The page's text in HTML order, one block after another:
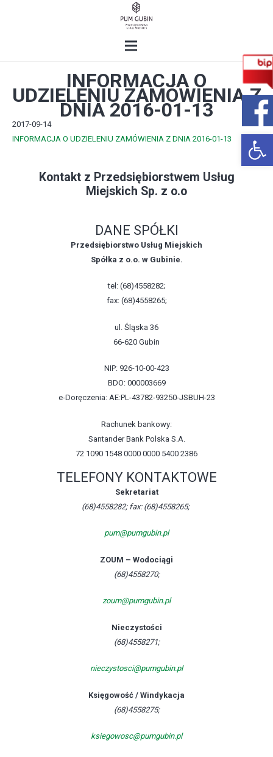
INFORMACJA O
UDZIELENIU ZAMÓWIENIA Z
DNIA 2016-01-13
2017-09-14
INFORMACJA O UDZIELENIU ZAMÓWIENIA Z DNIA 2016-01-13
Kontakt z Przedsiębiorstwem Usług
Miejskich Sp. z o.o
DANE SPÓŁKI
Przedsiębiorstwo Usług Miejskich
Spółka z o.o. w Gubinie.
tel: (68)4558282;
fax: (68)4558265;
ul. Śląska 36
66-620 Gubin
NIP: 926-10-00-423
BDO: 000003669
e-Doręczenia: AE:PL-43782-93250-JSBUH-23
Rachunek bankowy:
Santander Bank Polska S.A.
72 1090 1548 0000 0000 5400 2386
TELEFONY KONTAKTOWE
Sekretariat
(68)4558282; fax: (68)4558265;
pum@pumgubin.pl
ZOUM – Wodociągi
(68)4558270;
zoum@pumgubin.pl
Nieczystości
(68)4558271;
nieczystosci@pumgubin.pl
Księgowość / Windykacja
(68)4558275;
ksiegowosc@pumgubin.pl